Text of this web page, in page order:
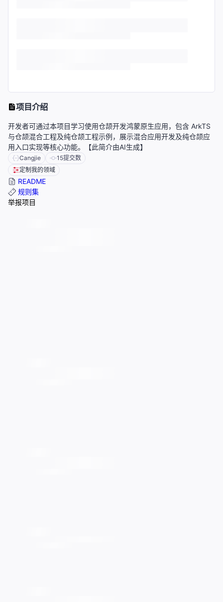
项目介绍
开发者可通过本项目学习使用仓颉开发鸿蒙原生应用，包含 ArkTS
与仓颉混合工程及纯仓颉工程示例，展示混合应用开发及纯仓颉应
用入口实现等核心功能。【此简介由AI生成】
Cangjie 15提交数
定制我的领域
README
规则集
举报项目